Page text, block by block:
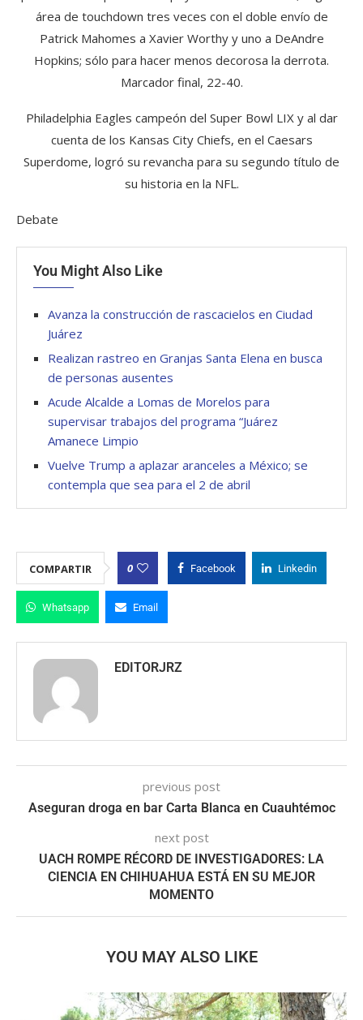
área de touchdown tres veces con el doble envío de
Patrick Mahomes a Xavier Worthy y uno a DeAndre
Hopkins; sólo para hacer menos decorosa la derrota.
Marcador final, 22-40.
Philadelphia Eagles campeón del Super Bowl LIX y al dar
cuenta de los Kansas City Chiefs, en el Caesars
Superdome, logró su revancha para su segundo título de
su historia en la NFL.
Debate
You Might Also Like
Avanza la construcción de rascacielos en Ciudad
Juárez
Realizan rastreo en Granjas Santa Elena en busca
de personas ausentes
Acude Alcalde a Lomas de Morelos para
supervisar trabajos del programa “Juárez
Amanece Limpio
Vuelve Trump a aplazar aranceles a México; se
contempla que sea para el 2 de abril
COMPARTIR 0 Facebook Linkedin
Whatsapp Email
EDITORJRZ
previous post
Aseguran droga en bar Carta Blanca en Cuauhtémoc
next post
UACH ROMPE RÉCORD DE INVESTIGADORES: LA
CIENCIA EN CHIHUAHUA ESTÁ EN SU MEJOR
MOMENTO
YOU MAY ALSO LIKE